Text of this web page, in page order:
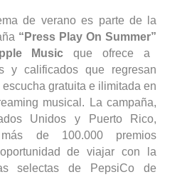
de verano es parte de la
“ Press PlayOn Summer”
Music que ofrece a
y calificados que regresan
escucha gratuita e ilimitada en
musical. La campaña,
Unidos y Puerto Rico,
de 100.000 premios
de viajar con la
selectas de PepsiCo de